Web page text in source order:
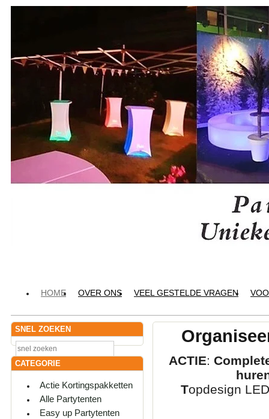
HOME OVER ONS VEEL GESTELDE VRAGEN
SNEL ZOEKEN
CATEGORIE
Actie Kortingspakketten
Alle Partytenten
Easy up Partytenten
ACTIE:
Topdesign